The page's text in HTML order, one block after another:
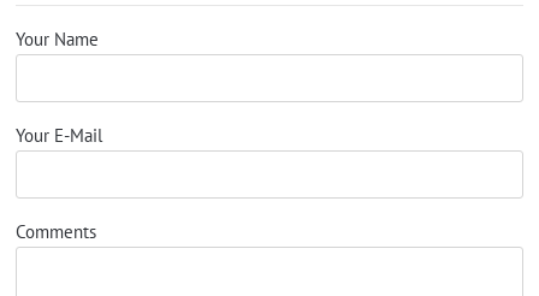
Your Name
Your E-Mail
Comments